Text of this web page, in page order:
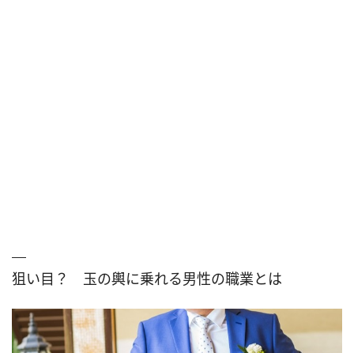
狙い目？ 玉の輿に乗れる男性の職業とは